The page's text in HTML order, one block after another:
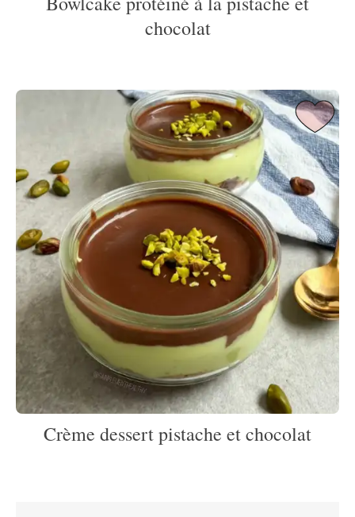
chocolat
Crème dessert pistache et chocolat